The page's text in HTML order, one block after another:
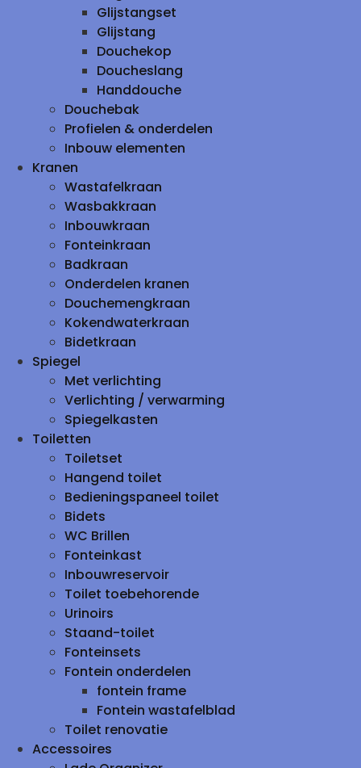
Glijstangset
Glijstang
Douchekop
Doucheslang
Handdouche
Douchebak
Profielen & onderdelen
Inbouw elementen
Kranen
Wastafelkraan
Wasbakkraan
Inbouwkraan
Fonteinkraan
Badkraan
Onderdelen kranen
Douchemengkraan
Kokendwaterkraan
Bidetkraan
Spiegel
Met verlichting
Verlichting / verwarming
Spiegelkasten
Toiletten
Toiletset
Hangend toilet
Bedieningspaneel toilet
Bidets
WC Brillen
Fonteinkast
Inbouwreservoir
Toilet toebehorende
Urinoirs
Staand-toilet
Fonteinsets
Fontein onderdelen
fontein frame
Fontein wastafelblad
Toilet renovatie
Accessoires